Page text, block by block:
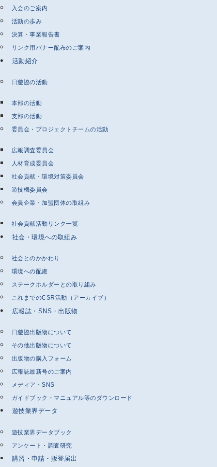
入会のご案内
活動の歩み
決算・事業報告書
リンク用バナー配布のご案内
活動紹介
日遊協の活動
本部の活動
支部の活動
委員会・プロジェクトチームの活動
広報調査委員会
人材育成委員会
社会貢献・環境対策委員会
遊技機委員会
会員企業・加盟団体の取組み
社会貢献活動リンク一覧
社会・環境への取組み
社会とのかかわり
環境への配慮
ステークホルダーとの取り組み
これまでのCSR活動（アーカイブ）
広報誌・SNS・出版物
日遊協出版物について
その他出版物について
出版物の購入フォーム
広報誌最新号のご案内
メディア・SNS
ガイドブック・マニュアル等のダウンロード
遊技業界データ
遊技業界データブック
アンケート・調査研究
講習・申請・販登届出